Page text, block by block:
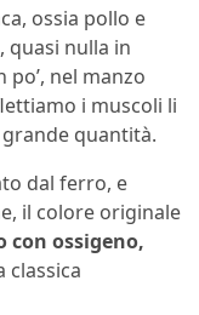
ossia pollo e
quasi nulla in
po’, nel manzo
i muscoli li
grande quantità.
dal ferro, e
il colore originale
ossigeno,
classica